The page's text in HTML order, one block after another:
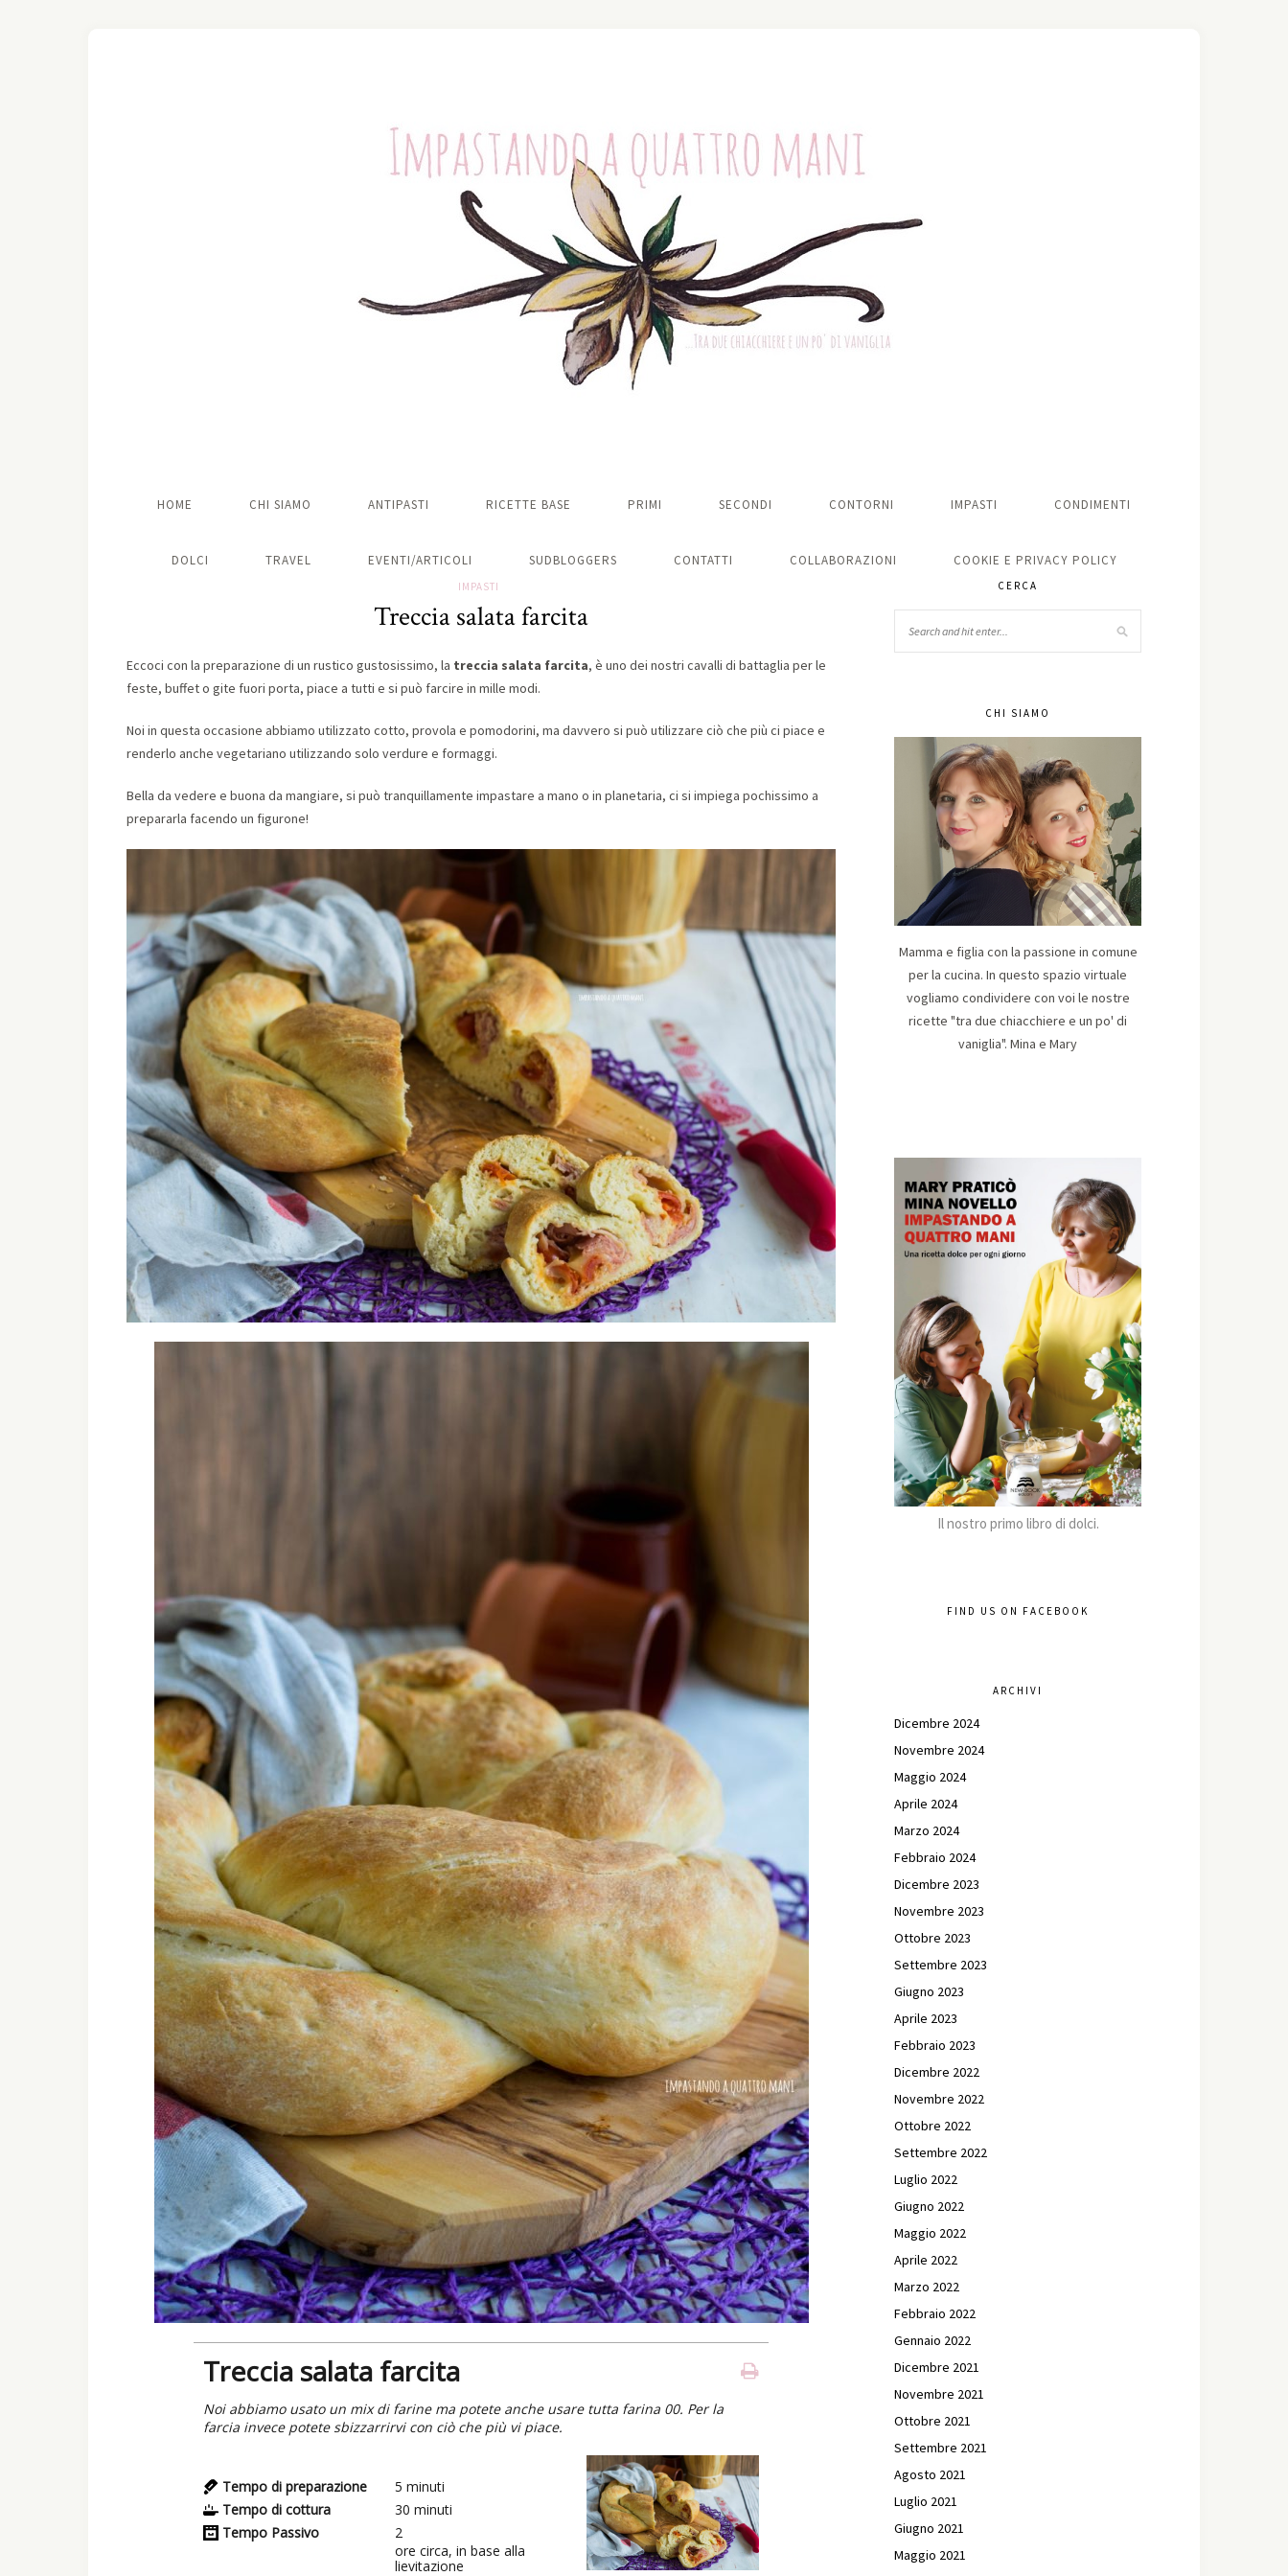
HOME CHI SIAMO ANTIPASTI RICETTE BASE PRIMI SECONDI CONTORNI IMPASTI CONDIMENTI
DOLCI TRAVEL EVENTI/ARTICOLI SUDBLOGGERS CONTATTI COLLABORAZIONI COOKIE E PRIVACY POLICY
IMPASTI
Treccia salata farcita
Eccoci con la preparazione di un rustico gustosissimo, la treccia salata farcita, è uno dei nostri cavalli di battaglia per le
feste, buffet o gite fuori porta, piace a tutti e si può farcire in mille modi.
Noi in questa occasione abbiamo utilizzato cotto, provola e pomodorini, ma davvero si può utilizzare ciò che più ci piace e
renderlo anche vegetariano utilizzando solo verdure e formaggi.
Bella da vedere e buona da mangiare, si può tranquillamente impastare a mano o in planetaria, ci si impiega pochissimo a
prepararla facendo un figurone!
Treccia salata farcita
Noi abbiamo usato un mix di farine ma potete anche usare tutta farina 00. Per la
farcia invece potete sbizzarrirvi con ciò che più vi piace.
Tempo di preparazione 5 minuti
Tempo di cottura
30 minuti
Tempo Passivo
2
ore circa, in base alla
lievitazione
CERCA
CHI SIAMO
Mamma e figlia con la passione in comune
per la cucina. In questo spazio virtuale
vogliamo condividere con voi le nostre
ricette "tra due chiacchiere e un po' di
vaniglia". Mina e Mary
Il nostro primo libro di dolci.
FIND US ON FACEBOOK
ARCHIVI
Dicembre 2024
Novembre 2024
Maggio 2024
Aprile 2024
Marzo 2024
Febbraio 2024
Dicembre 2023
Novembre 2023
Ottobre 2023
Settembre 2023
Giugno 2023
Aprile 2023
Febbraio 2023
Dicembre 2022
Novembre 2022
Ottobre 2022
Settembre 2022
Luglio 2022
Giugno 2022
Maggio 2022
Aprile 2022
Marzo 2022
Febbraio 2022
Gennaio 2022
Dicembre 2021
Novembre 2021
Ottobre 2021
Settembre 2021
Agosto 2021
Luglio 2021
Giugno 2021
Maggio 2021